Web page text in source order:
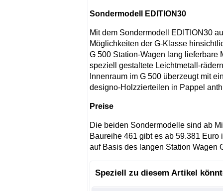
Sondermodell EDITION30
Mit dem Sondermodell EDITION30
Möglichkeiten der G-Klasse
G 500 Station-Wagen lang
speziell gestaltete Leichtmetall-
Innenraum im G 500 überzeugt mit
designo-Holzzierteilen in Pappel
Preise
Die beiden Sondermodelle sind ab
Baureihe 461 gibt es ab 59.381
auf Basis des langen Station Wagen
Speziell zu diesem Artikel